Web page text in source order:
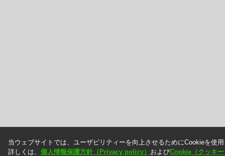
当ウェブサイトでは、ユーザビリティーを向上させるためにCookieを使
詳しくは、 個人情報保護方針（Privacy policy） およびCookie（クッキ